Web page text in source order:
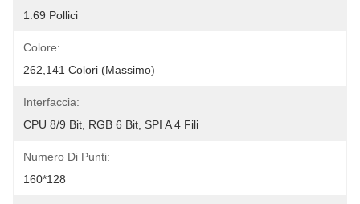
1.69 Pollici
Colore:
262,141 Colori (massimo)
Interfaccia:
CPU 8/9 Bit, RGB 6 Bit, SPI A 4 Fili
Numero Di Punti:
160*128